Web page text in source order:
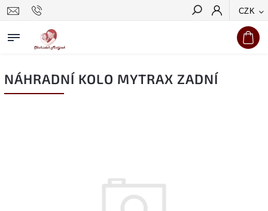
CZK
Hledat
NÁHRADNÍ KOLO MYTRAX ZADNÍ